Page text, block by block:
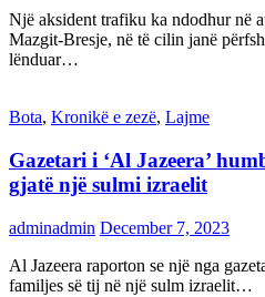
Një aksident trafiku ka ndodhur në
Mazgit-Bresje, në të cilin janë
lënduar…
Bota, Kronikë e zezë, Lajme
Gazetari i ‘Al Jazeera’
gjatë një sulmi izraelit
adminadmin December 7, 2023
Al Jazeera raporton se një nga
familjes së tij në një sulm izraelit…